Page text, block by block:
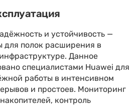
и устойчивость —
полок расширения в
Данное
специалистами Huawei для
работы в интенсивном
и простоев. Мониторинг
контроль